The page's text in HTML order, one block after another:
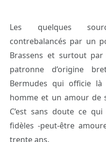
Les quelques
contrebalancés par un
Brassens et surtout
patronne d’origine
Bermudes qui officie
homme et un amour de
C’est sans doute ce
fidèles -peut-être
trente ans.